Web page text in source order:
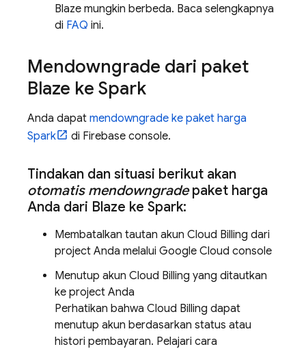
Blaze mungkin berbeda. Baca selengkapnya
di FAQ ini.
Mendowngrade dari paket
Blaze ke Spark
Anda dapat mendowngrade ke paket harga
Spark
di Firebase console.
Tindakan dan situasi berikut akan
otomatis mendowngradepaket harga
Anda dari Blaze ke Spark:
Membatalkan tautan akun Cloud Billing dari
project Anda melalui Google Cloud console
Menutup akun Cloud Billing yang ditautkan
ke project Anda
Perhatikan bahwa Cloud Billing dapat
menutup akun berdasarkan status atau
histori pembayaran. Pelajari cara